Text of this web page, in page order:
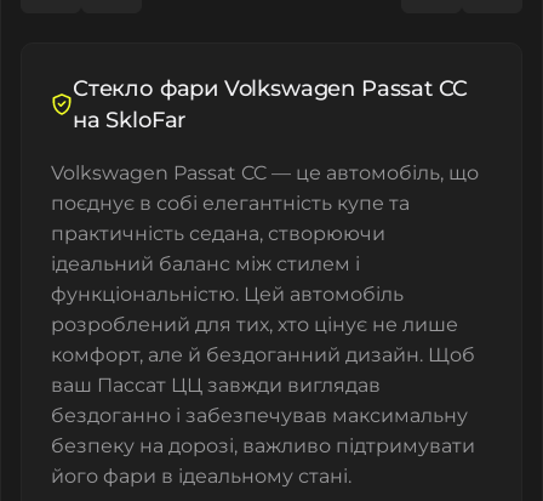
Стекло фари Volkswagen Passat CC
на SkloFar
Volkswagen Passat CC — це автомобіль, що
поєднує в собі елегантність купе та
практичність седана, створюючи
ідеальний баланс між стилем і
функціональністю. Цей автомобіль
розроблений для тих, хто цінує не лише
комфорт, але й бездоганний дизайн. Щоб
ваш Пассат ЦЦ завжди виглядав
бездоганно і забезпечував максимальну
безпеку на дорозі, важливо підтримувати
його фари в ідеальному стані.